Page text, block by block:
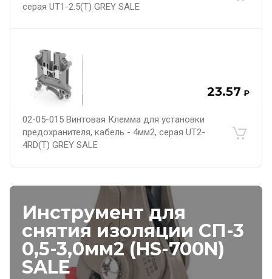
серая UT1-2.5(T) GREY SALE
23.57 ₽
02-05-015 Винтовая Клемма для установки
предохранителя, кабель - 4мм2, серая UT2-
4RD(T) GREY SALE
Инструмент для
снятия изоляции СП-3
0,5-3,0мм2 (HS-700N)
SALE